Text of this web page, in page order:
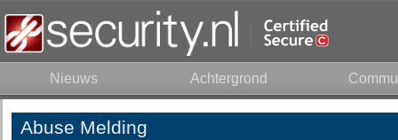
Nieuws Achtergrond
Abuse Melding